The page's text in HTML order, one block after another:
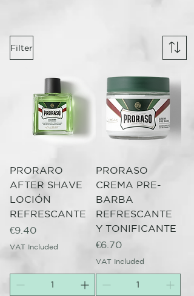
Filter
PRORARO
AFTER SHAVE
LOCIÓN
REFRESCANTE
Price
€9.40
VAT Included
PRORASO
CREMA PRE-
BARBA
REFRESCANTE
Y TONIFICANTE
Price
€6.70
VAT Included